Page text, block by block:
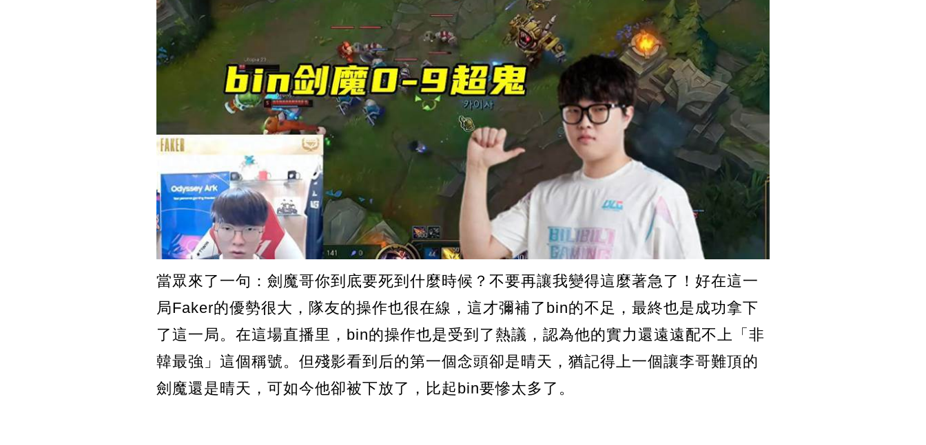
當眾來了一句：劍魔哥你到底要死到什麼時候？不要再讓我變得這麼著急了！好在這一
局Faker的優勢很大，隊友的操作也很在線，這才彌補了bin的不足，最終也是成功拿下
了這一局。在這場直播里，bin的操作也是受到了熱議，認為他的實力還遠遠配不上「非
韓最強」這個稱號。但殘影看到后的第一個念頭卻是晴天，猶記得上一個讓李哥難頂的
劍魔還是晴天，可如今他卻被下放了，比起bin要慘太多了。